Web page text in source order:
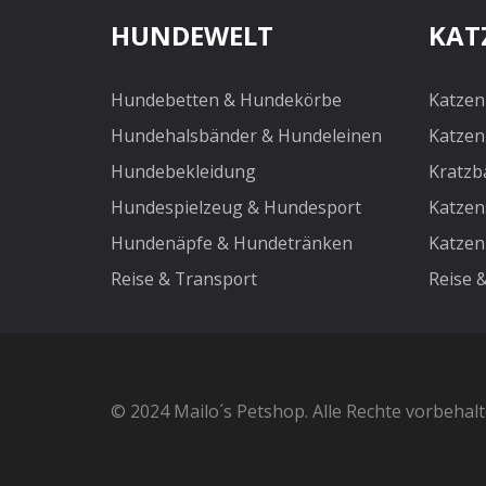
Toiletten & Streu
Katzenstreu
Toiletten
Transport & Reise
Trockenfutter
Kleintiere
Kleintierfutter & Snacks
HUNDEWELT
Hundebetten & Hundekörbe
Hundehalsbänder & Hundeleinen
Hundebekleidung
Hundespielzeug & Hundesport
Hundenäpfe & Hundetränken
Reise & Transport
Reise
© 2024 Mailo´s Petshop. Alle Rechte